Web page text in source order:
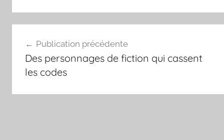
de
l’article
Publication précédente
Des personnages de fiction qui cassent
les codes